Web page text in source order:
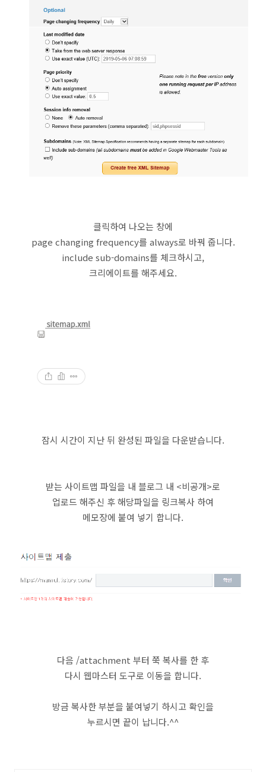
클릭하여 나오는 창에
page changing frequency를 always로 바꿔 줍니다.
include sub-domains를 체크하시고,
크리에이트를 해주세요.
잠시 시간이 지난 뒤 완성된 파일을 다운받습니다.
받는 사이트맵 파일을 내 블로그 내 <비공개>로
업로드 해주신 후 해당파일을 링크복사 하여
메모장에 붙여 넣기 합니다.
다음 /attachment 부터 쭉 복사를 한 후
다시 웹마스터 도구로 이동을 합니다.
방금 복사한 부분을 붙여넣기 하시고 확인을
누르시면 끝이 납니다.^^